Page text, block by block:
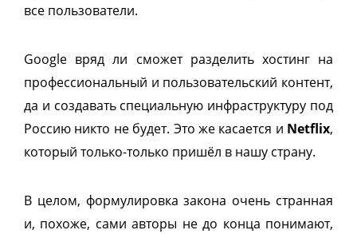
все пользователи.
Google вряд ли сможет разделить хостинг на
профессиональный и пользовательский контент,
да и создавать специальную инфраструктуру под
Россию никто не будет. Это же касается и Netflix,
который только-только пришёл в нашу страну.
В целом, формулировка закона очень странная
и, похоже, сами авторы не до конца понимают,